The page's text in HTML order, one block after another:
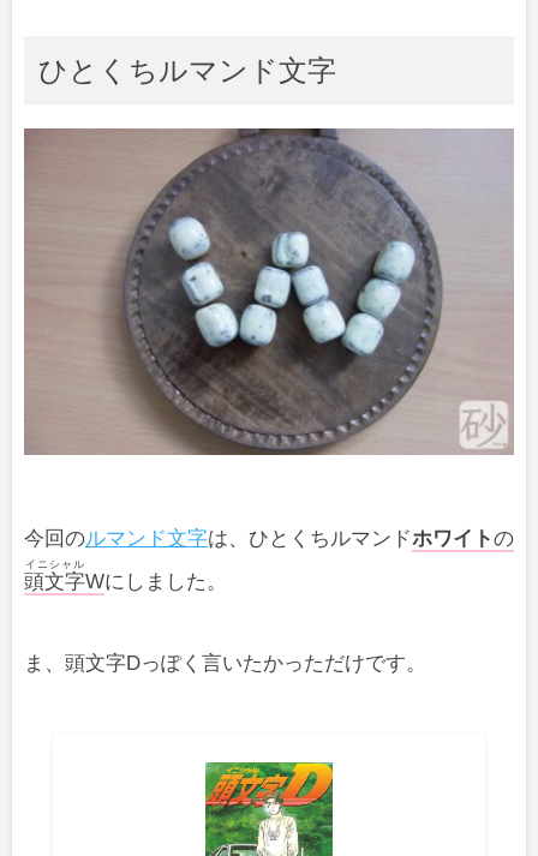
ひとくちルマンド文字
今回のルマンド文字は、ひとくちルマンドホワイトの
頭文字
イニシャル
Wにしました。
ま、頭文字Dっぽく言いたかっただけです。